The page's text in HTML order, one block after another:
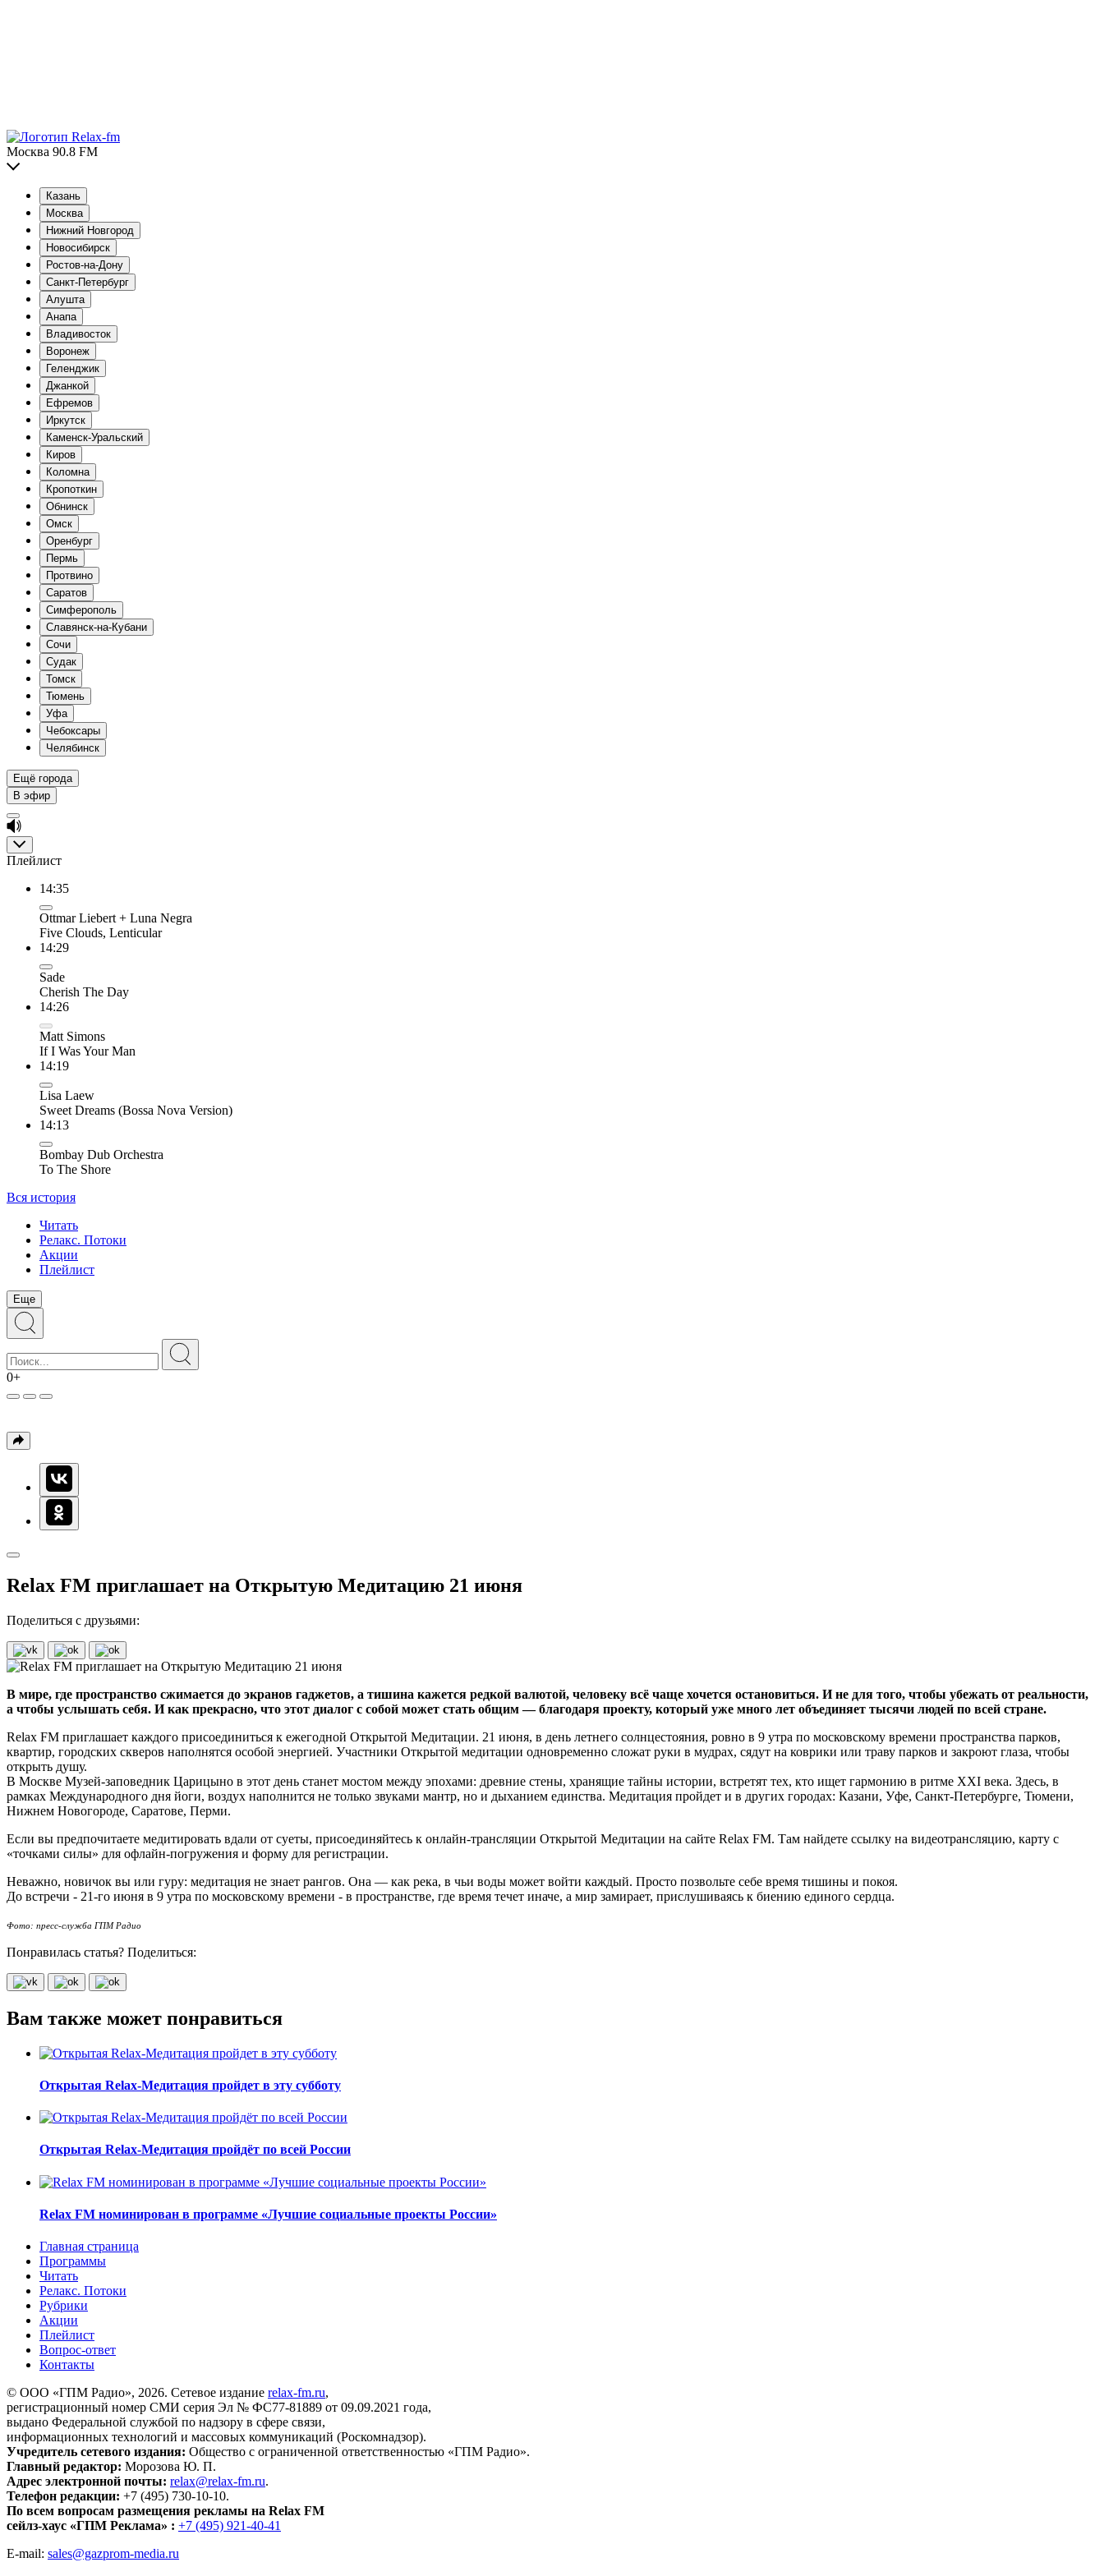
Москва 90.8 FM
Казань
Москва
Нижний Новгород
Новосибирск
Ростов-на-Дону
Санкт-Петербург
Алушта
Анапа
Владивосток
Воронеж
Геленджик
Джанкой
Ефремов
Иркутск
Каменск-Уральский
Киров
Коломна
Кропоткин
Обнинск
Омск
Оренбург
Пермь
Протвино
Саратов
Симферополь
Славянск-на-Кубани
Сочи
Судак
Томск
Тюмень
Уфа
Чебоксары
Челябинск
Ещё города
В эфир
Плейлист
14:35
Ottmar Liebert + Luna Negra
Five Clouds, Lenticular
14:29
Sade
Cherish The Day
14:26
Matt Simons
If I Was Your Man
14:19
Lisa Laew
Sweet Dreams (Bossa Nova Version)
14:13
Bombay Dub Orchestra
To The Shore
Вся история
Читать
Релакс. Потоки
Акции
Плейлист
Еще
0+
Relax FM приглашает на Открытую Медитацию 21 июня
Поделиться с друзьями:
В мире, где пространство сжимается до экранов гаджетов, а тишина кажется редкой валютой, человеку всё чаще хочется остановиться. И не для того, чтобы убежать от реальности,
а чтобы услышать себя. И как прекрасно, что этот диалог с собой может стать общим — благодаря проекту, который уже много лет объединяет тысячи людей по всей стране.
Relax FM приглашает каждого присоединиться к ежегодной Открытой Медитации. 21 июня, в день летнего солнцестояния, ровно в 9 утра по московскому времени пространства парков,
квартир, городских скверов наполнятся особой энергией. Участники Открытой медитации одновременно сложат руки в мудрах, сядут на коврики или траву парков и закроют глаза, чтобы
открыть душу.
В Москве Музей-заповедник Царицыно в этот день станет мостом между эпохами: древние стены, хранящие тайны истории, встретят тех, кто ищет гармонию в ритме XXI века. Здесь, в
рамках Международного дня йоги, воздух наполнится не только звуками мантр, но и дыханием единства. Медитация пройдет и в других городах: Казани, Уфе, Санкт-Петербурге, Тюмени,
Нижнем Новогороде, Саратове, Перми.
Если вы предпочитаете медитировать вдали от суеты, присоединяйтесь к онлайн-трансляции Открытой Медитации на сайте Relax FM. Там найдете ссылку на видеотрансляцию, карту с
«точками силы» для офлайн-погружения и форму для регистрации.
Неважно, новичок вы или гуру: медитация не знает рангов. Она — как река, в чьи воды может войти каждый. Просто позвольте себе время тишины и покоя.
До встречи - 21-го июня в 9 утра по московскому времени - в пространстве, где время течет иначе, а мир замирает, прислушиваясь к биению единого сердца.
Фото: пресс-служба ГПМ Радио
Понравилась статья? Поделиться:
Вам также может понравиться
Открытая Relax-Медитация пройдет в эту субботу
Открытая Relax-Медитация пройдёт по всей России
Relax FM номинирован в программе «Лучшие социальные проекты России»
Главная страница
Программы
Читать
Релакс. Потоки
Рубрики
Акции
Плейлист
Вопрос-ответ
Контакты
© ООО «ГПМ Радио», 2026. Сетевое издание relax-fm.ru,
регистрационный номер СМИ серия Эл № ФС77-81889 от 09.09.2021 года,
выдано Федеральной службой по надзору в сфере связи,
информационных технологий и массовых коммуникаций (Роскомнадзор).
Учредитель сетевого издания: Общество с ограниченной ответственностью «ГПМ Радио».
Главный редактор: Морозова Ю. П.
Адрес электронной почты: relax@relax-fm.ru.
Телефон редакции: +7 (495) 730-10-10.
По всем вопросам размещения рекламы на Relax FM
сейлз-хаус «ГПМ Реклама» : +7 (495) 921-40-41
E-mail: sales@gazprom-media.ru